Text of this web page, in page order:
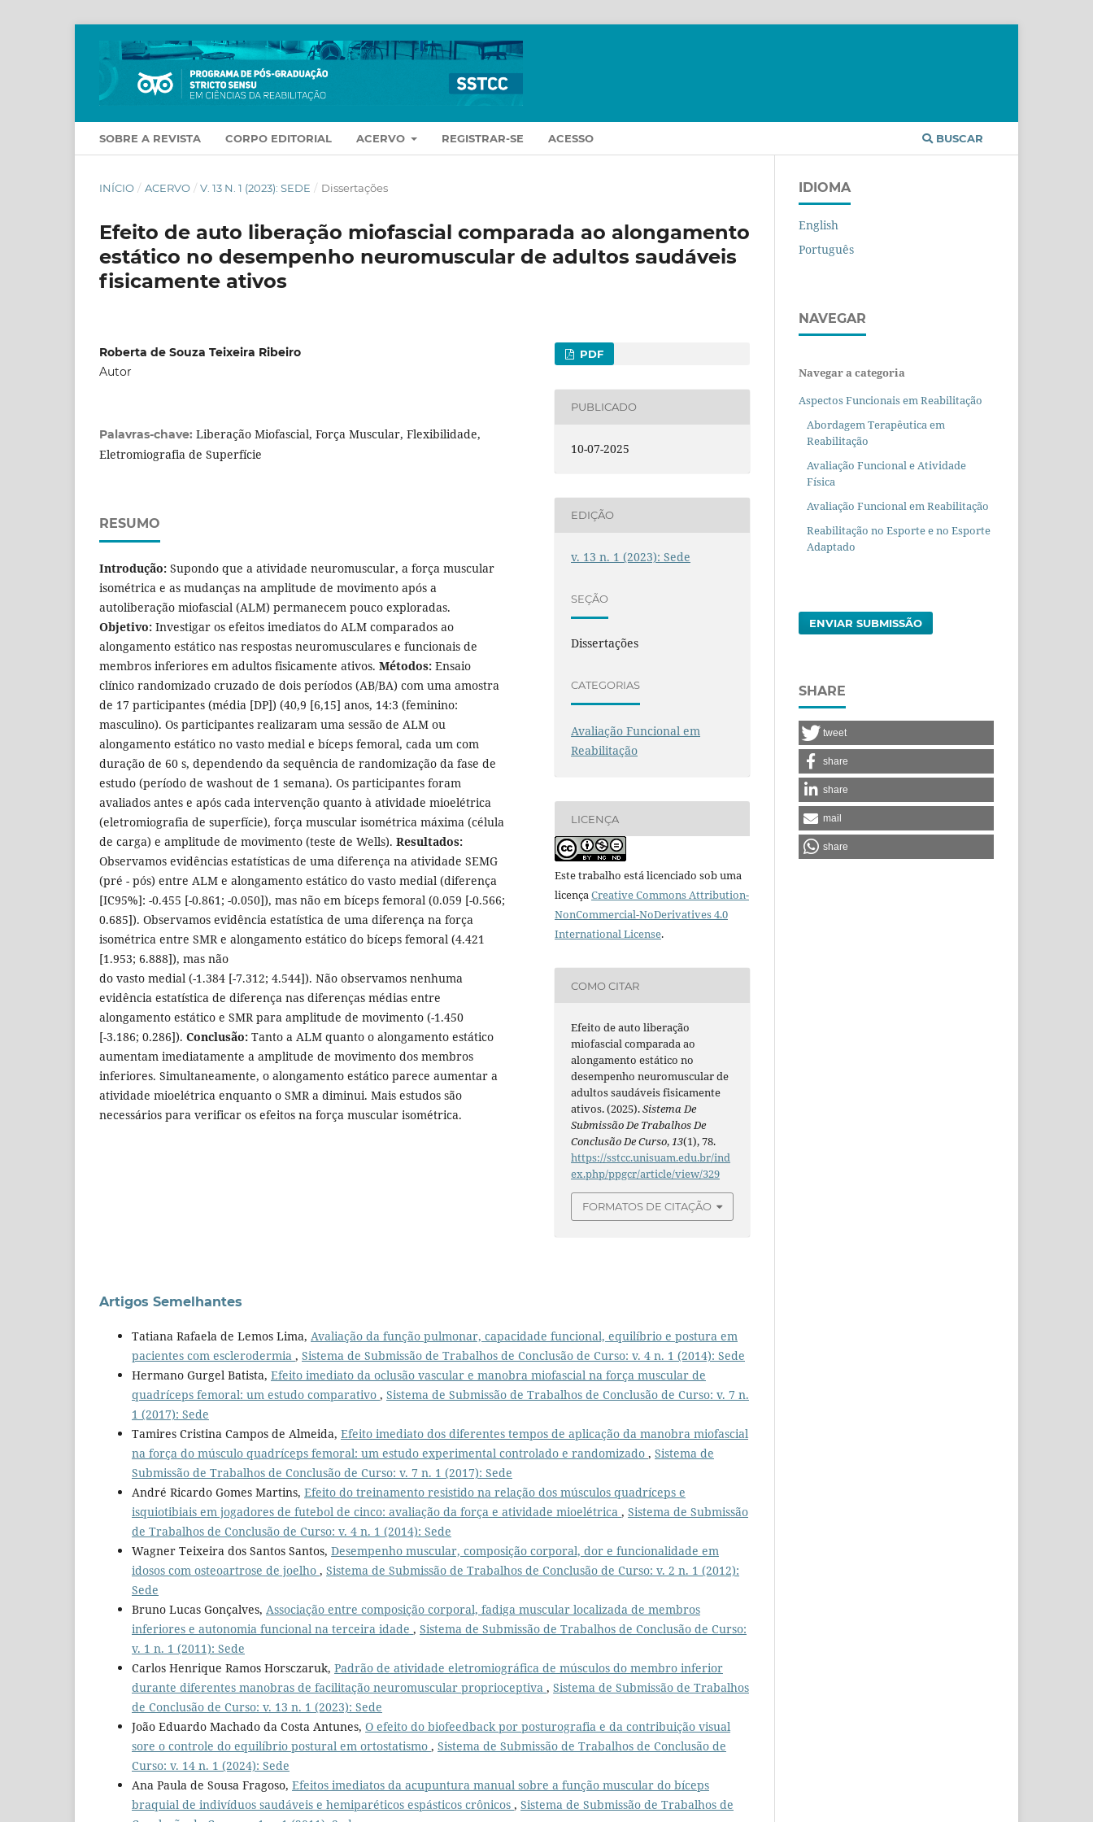
SOBRE A REVISTA CORPO EDITORIAL ACERVO REGISTRAR-SE ACESSO BUSCAR
INÍCIO / ACERVO / V. 13 N. 1 (2023): SEDE / Dissertações
Efeito de auto liberação miofascial comparada ao alongamento
estático no desempenho neuromuscular de adultos saudáveis
fisicamente ativos
Roberta de Souza Teixeira Ribeiro
Autor
Palavras-chave: Liberação Miofascial, Força Muscular, Flexibilidade,
Eletromiografia de Superfície
RESUMO
Introdução: Supondo que a atividade neuromuscular, a força muscular
isométrica e as mudanças na amplitude de movimento após a
autoliberação miofascial (ALM) permanecem pouco exploradas.
Objetivo: Investigar os efeitos imediatos do ALM comparados ao
alongamento estático nas respostas neuromusculares e funcionais de
membros inferiores em adultos fisicamente ativos. Métodos: Ensaio
clínico randomizado cruzado de dois períodos (AB/BA) com uma amostra
de 17 participantes (média [DP]) (40,9 [6,15] anos, 14:3 (feminino:
masculino). Os participantes realizaram uma sessão de ALM ou
alongamento estático no vasto medial e bíceps femoral, cada um com
duração de 60 s, dependendo da sequência de randomização da fase de
estudo (período de washout de 1 semana). Os participantes foram
avaliados antes e após cada intervenção quanto à atividade mioelétrica
(eletromiografia de superfície), força muscular isométrica máxima (célula
de carga) e amplitude de movimento (teste de Wells). Resultados:
Observamos evidências estatísticas de uma diferença na atividade SEMG
(pré - pós) entre ALM e alongamento estático do vasto medial (diferença
[IC95%]: -0.455 [-0.861; -0.050]), mas não em bíceps femoral (0.059 [-0.566;
0.685]). Observamos evidência estatística de uma diferença na força
isométrica entre SMR e alongamento estático do bíceps femoral (4.421
[1.953; 6.888]), mas não
do vasto medial (-1.384 [-7.312; 4.544]). Não observamos nenhuma
evidência estatística de diferença nas diferenças médias entre
alongamento estático e SMR para amplitude de movimento (-1.450
[-3.186; 0.286]). Conclusão: Tanto a ALM quanto o alongamento estático
aumentam imediatamente a amplitude de movimento dos membros
inferiores. Simultaneamente, o alongamento estático parece aumentar a
atividade mioelétrica enquanto o SMR a diminui. Mais estudos são
necessários para verificar os efeitos na força muscular isométrica.
PDF
PUBLICADO
10-07-2025
EDIÇÃO
v. 13 n. 1 (2023): Sede
SEÇÃO
Dissertações
CATEGORIAS
Avaliação Funcional em
Reabilitação
LICENÇA
Este trabalho está licenciado sob uma
licençaCreative Commons Attribution-
NonCommercial-NoDerivatives 4.0
International License.
COMO CITAR
Efeito de auto liberação
miofascial comparada ao
alongamento estático no
desempenho neuromuscular de
adultos saudáveis fisicamente
ativos. (2025).Sistema De
Submissão De Trabalhos De
Conclusão De Curso,13(1), 78.
https://sstcc.unisuam.edu.br/ind
ex.php/ppgcr/article/view/329
FORMATOS DE CITAÇÃO
Artigos Semelhantes
Tatiana Rafaela de Lemos Lima, Avaliação da função pulmonar, capacidade funcional, equilíbrio e postura em
pacientes com esclerodermia , Sistema de Submissão de Trabalhos de Conclusão de Curso: v. 4 n. 1 (2014): Sede
Hermano Gurgel Batista, Efeito imediato da oclusão vascular e manobra miofascial na força muscular de
quadríceps femoral: um estudo comparativo , Sistema de Submissão de Trabalhos de Conclusão de Curso: v. 7 n.
1 (2017): Sede
Tamires Cristina Campos de Almeida, Efeito imediato dos diferentes tempos de aplicação da manobra miofascial
na força do músculo quadríceps femoral: um estudo experimental controlado e randomizado , Sistema de
Submissão de Trabalhos de Conclusão de Curso: v. 7 n. 1 (2017): Sede
André Ricardo Gomes Martins, Efeito do treinamento resistido na relação dos músculos quadríceps e
isquiotibiais em jogadores de futebol de cinco: avaliação da força e atividade mioelétrica , Sistema de Submissão
de Trabalhos de Conclusão de Curso: v. 4 n. 1 (2014): Sede
Wagner Teixeira dos Santos Santos, Desempenho muscular, composição corporal, dor e funcionalidade em
idosos com osteoartrose de joelho , Sistema de Submissão de Trabalhos de Conclusão de Curso: v. 2 n. 1 (2012):
Sede
Bruno Lucas Gonçalves, Associação entre composição corporal, fadiga muscular localizada de membros
inferiores e autonomia funcional na terceira idade , Sistema de Submissão de Trabalhos de Conclusão de Curso:
v. 1 n. 1 (2011): Sede
Carlos Henrique Ramos Horsczaruk, Padrão de atividade eletromiográfica de músculos do membro inferior
durante diferentes manobras de facilitação neuromuscular proprioceptiva , Sistema de Submissão de Trabalhos
de Conclusão de Curso: v. 13 n. 1 (2023): Sede
João Eduardo Machado da Costa Antunes, O efeito do biofeedback por posturografia e da contribuição visual
sore o controle do equilíbrio postural em ortostatismo , Sistema de Submissão de Trabalhos de Conclusão de
Curso: v. 14 n. 1 (2024): Sede
Ana Paula de Sousa Fragoso, Efeitos imediatos da acupuntura manual sobre a função muscular do bíceps
braquial de indivíduos saudáveis e hemiparéticos espásticos crônicos , Sistema de Submissão de Trabalhos de
IDIOMA
English
Português
NAVEGAR
Navegar a categoria
Aspectos Funcionais em Reabilitação
Abordagem Terapêutica em
Reabilitação
Avaliação Funcional e Atividade
Física
Avaliação Funcional em Reabilitação
Reabilitação no Esporte e no Esporte
Adaptado
ENVIAR SUBMISSÃO
SHARE
tweet
share
share
mail
share